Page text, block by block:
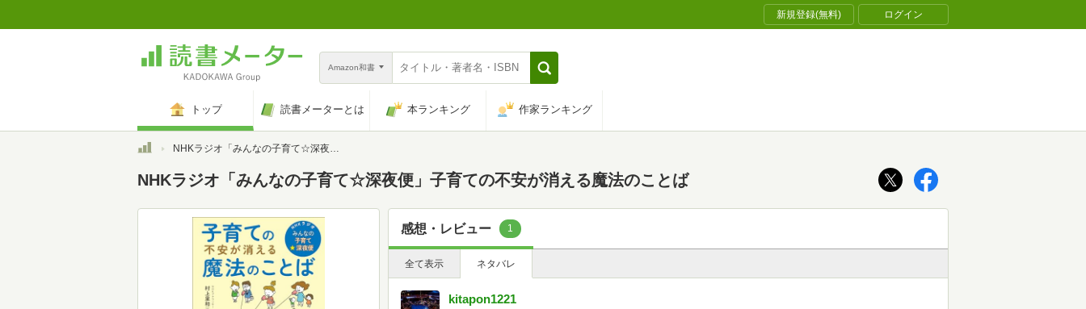
新規登録(無料) ログイン
Amazon和書
トップ 読書メーターとは 本ランキング 作家ランキング
トップNHKラジオ「みんなの子育て☆深夜便」子育ての不安が消える魔法のことば
NHKラジオ「みんなの子育て☆深夜便」子育ての不安が消える魔法のことば
感想・レビュー 1
全て表示 ネタバレ
kitapon1221